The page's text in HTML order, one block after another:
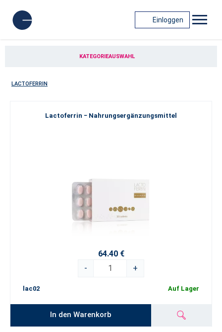
Einloggen
KATEGORIEAUSWAHL
LACTOFERRIN
Lactoferrin − Nahrungsergänzungsmittel
64.40 €
-
+
lac02 Auf Lager
In den Warenkorb